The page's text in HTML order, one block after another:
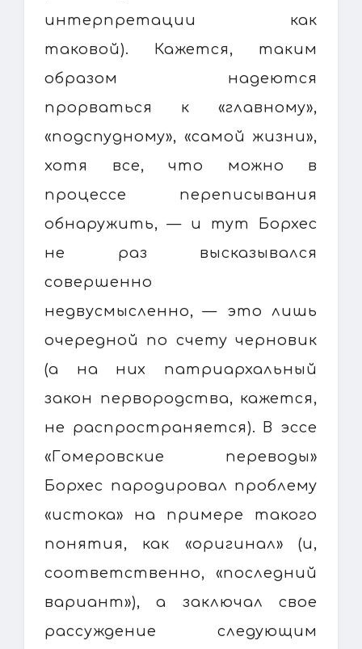
интерпретации как
таковой). Кажется, таким
образом надеются
прорваться к «главному»,
«подспудному», «самой жизни»,
хотя все, что можно в
процессе переписывания
обнаружить, — и тут Борхес
не раз высказывался
совершенно
недвусмысленно, — это лишь
очередной по счету черновик
(а на них патриархальный
закон первородства, кажется,
не распространяется). В эссе
«Гомеровские переводы»
Борхес пародировал проблему
«истока» на примере такого
понятия, как «оригинал» (и,
соответственно, «последний
вариант»), а заключал свое
рассуждение следующим